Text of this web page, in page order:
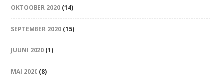
OKTOOBER 2020 (14)
SEPTEMBER 2020 (15)
JUUNI 2020 (1)
MAI 2020 (8)